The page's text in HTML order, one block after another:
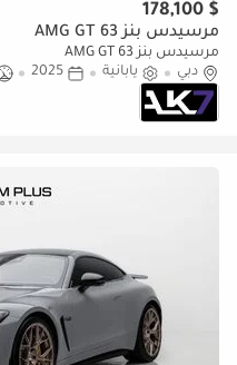
$ 178,100
مرسيدس بنز AMG GT 63
مرسيدس بنز AMG GT 63
دبي
يابانية 2025